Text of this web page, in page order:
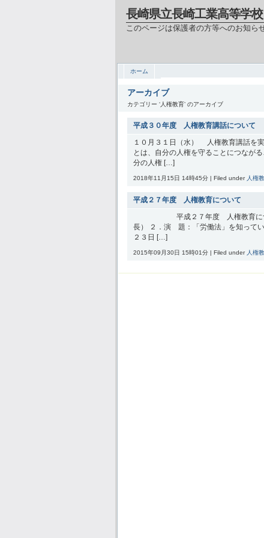
長崎県立長崎工業高等学
このページは保護者の方等へのお知ら
ホーム
アーカイブ
カテゴリー ‘人権教育’ のアーカイブ
平成３０年度 人権教育講話について
１０月３１日（水） 人権教育講話を
とは、自分の人権を守ることにつなが
分の人権 […]
2018年11月15日 14時45分 | Filed under 人権
平成２７年度 人権教育について
平成２７年度 人権教育につい
長） ２．演 題：「労働法」を知って
２３日 […]
2015年09月30日 15時01分 | Filed under 人権